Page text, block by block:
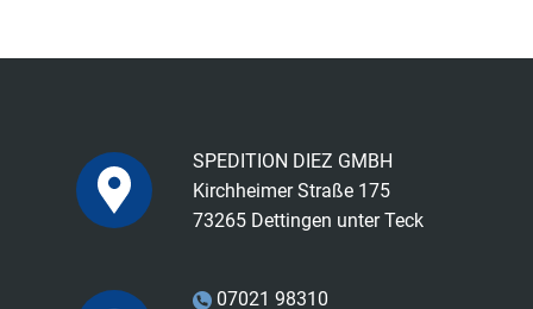
SPEDITION DIEZ GMBH
Kirchheimer Straße 175
73265 Dettingen unter Teck
07021 98310